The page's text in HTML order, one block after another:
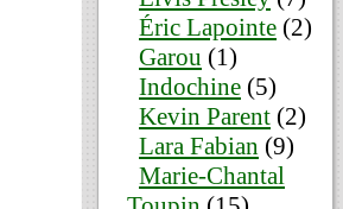
Éric Lapointe (2)
Garou (1)
Indochine (5)
Kevin Parent (2)
Lara Fabian (9)
Marie-Chantal